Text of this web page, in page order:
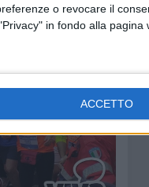
o revocare il
in fondo alla pagina
ACCETTO